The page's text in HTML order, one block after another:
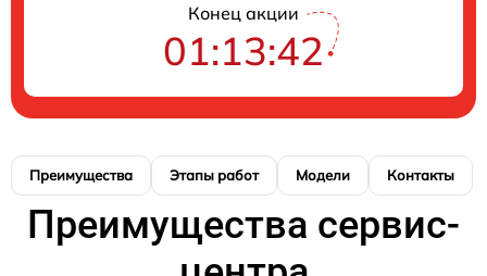
Конец акции
01:13:41
Преимущества Этапы работ Модели Контакты
Преимущества сервис-